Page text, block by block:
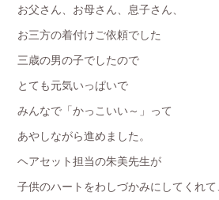
お父さん、お母さん、息子さん、
お三方の着付けご依頼でした
三歳の男の子でしたので
とても元気いっぱいで
みんなで「かっこいい～」って
あやしながら進めました。
ヘアセット担当の朱美先生が
子供のハートをわしづかみにしてくれて